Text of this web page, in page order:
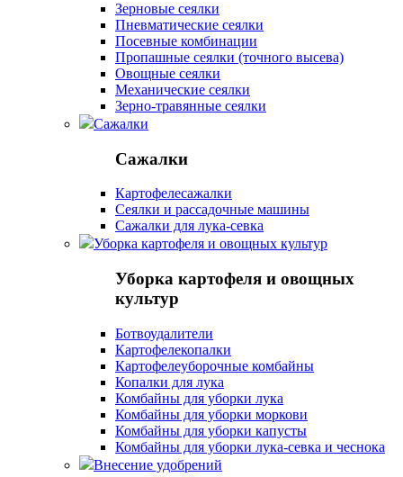
Зерновые сеялки
Пневматические сеялки
Посевные комбинации
Пропашные сеялки (точного высева)
Овощные сеялки
Механические сеялки
Зерно-травянные сеялки
Сажалки
Сажалки
Картофелесажалки
Сеялки и рассадочные машины
Сажалки для лука-севка
Уборка картофеля и овощных культур
Уборка картофеля и овощных
культур
Ботвоудалители
Картофелекопалки
Картофелеуборочные комбайны
Копалки для лука
Комбайны для уборки лука
Комбайны для уборки моркови
Комбайны для уборки капусты
Комбайны для уборки лука-севка и чеснока
Внесение удобрений